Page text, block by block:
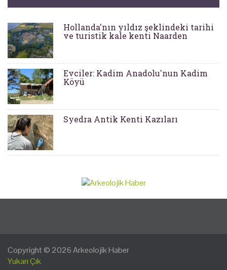
Hollanda'nın yıldız şeklindeki tarihi
ve turistik kale kenti Naarden
Evciler: Kadim Anadolu'nun Kadim
Köyü
Syedra Antik Kenti Kazıları
Copyright © 2026Arkeolojik Haber
Yukarı Çık